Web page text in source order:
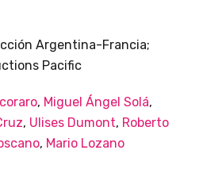
Argentina-Francia;
Pacific
, Miguel Ángel Solá,
, Ulises Dumont, Roberto
, Mario Lozano